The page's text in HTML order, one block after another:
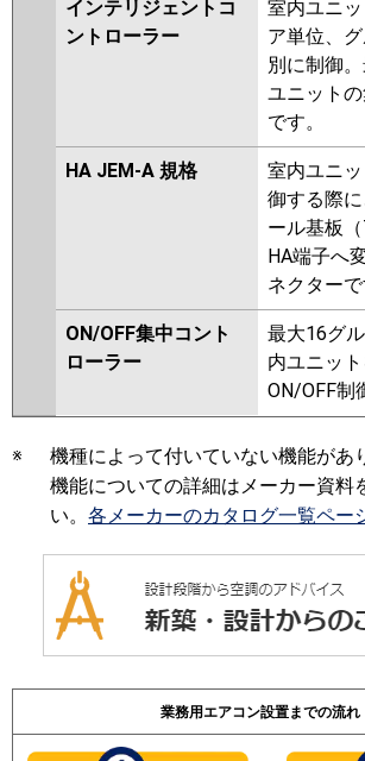
インテリジェントコ
ントローラー
室内ユニ
ア単位、
別に制御
ユニット
です。
HA JEM-A 規格
室内ユニ
御する際
ール基板
HA端子へ
ネクターで
ON/OFF集中コント
ローラー
最大16グ
内ユニッ
ON/OFF制
※
機種によって付いていない機能があ
機能についての詳細はメーカー資料
い。 各メーカーのカタログ一覧ペー
業務用エアコン設置までの流れ